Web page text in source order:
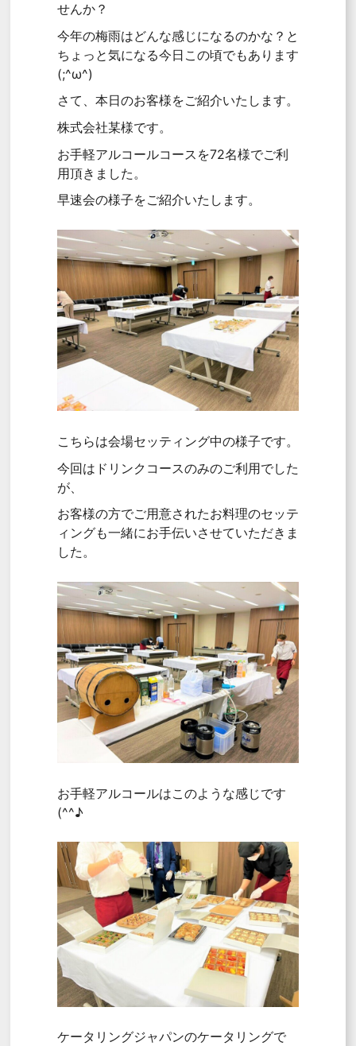
せんか？
今年の梅雨はどんな感じになるのかな？と
ちょっと気になる今日この頃でもあります
(;^ω^)
さて、本日のお客様をご紹介いたします。
株式会社某様です。
お手軽アルコールコースを72名様でご利
用頂きました。
早速会の様子をご紹介いたします。
こちらは会場セッティング中の様子です。
今回はドリンクコースのみのご利用でした
が、
お客様の方でご用意されたお料理のセッテ
ィングも一緒にお手伝いさせていただきま
した。
お手軽アルコールはこのような感じです
(^^♪
ケータリングジャパンのケータリングで